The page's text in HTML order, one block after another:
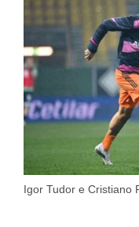
Igor Tudor e Cristiano